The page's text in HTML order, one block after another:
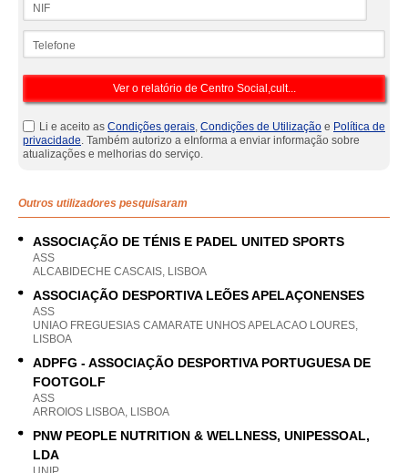
Li e aceito as Condições gerais, Condições de Utilização e Política de
privacidade. Também autorizo a eInforma a enviar informação sobre
atualizações e melhorias do serviço.
Outros utilizadores pesquisaram
ASSOCIAÇÃO DE TÉNIS E PADEL UNITED SPORTS
ASS
ALCABIDECHE CASCAIS, LISBOA
ASSOCIAÇÃO DESPORTIVA LEÕES APELAÇONENSES
ASS
UNIAO FREGUESIAS CAMARATE UNHOS APELACAO LOURES,
LISBOA
ADPFG - ASSOCIAÇÃO DESPORTIVA PORTUGUESA DE
FOOTGOLF
ASS
ARROIOS LISBOA, LISBOA
PNW PEOPLE NUTRITION & WELLNESS, UNIPESSOAL,
LDA